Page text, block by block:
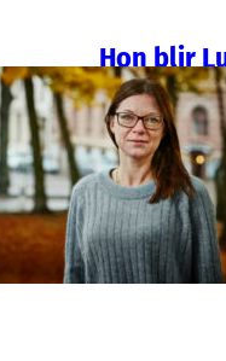
Hon blir
Livsmedel/
ImmuneBiotech